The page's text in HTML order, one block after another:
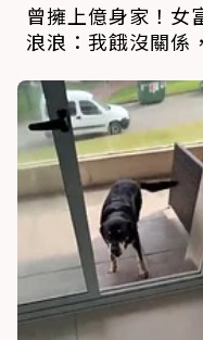
曾擁上億身家！女
浪浪：我餓沒關係